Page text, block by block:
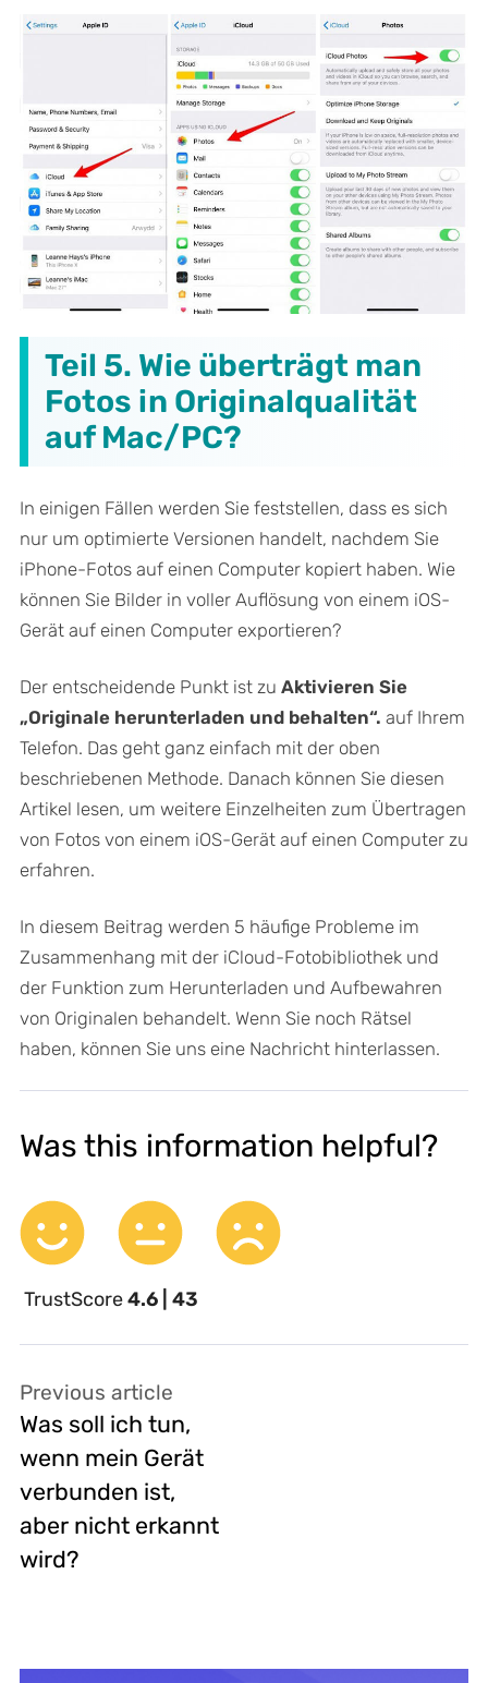
Teil 5. Wie überträgt man
Fotos in Originalqualität
auf Mac/PC?
In einigen Fällen werden Sie feststellen, dass es sich
nur um optimierte Versionen handelt, nachdem Sie
iPhone-Fotos auf einen Computer kopiert haben. Wie
können Sie Bilder in voller Auflösung von einem iOS-
Gerät auf einen Computer exportieren?
Der entscheidende Punkt ist zu Aktivieren Sie
„Originale herunterladen und behalten“. auf Ihrem
Telefon. Das geht ganz einfach mit der oben
beschriebenen Methode. Danach können Sie diesen
Artikel lesen, um weitere Einzelheiten zum Übertragen
von Fotos von einem iOS-Gerät auf einen Computer zu
erfahren.
In diesem Beitrag werden 5 häufige Probleme im
Zusammenhang mit der iCloud-Fotobibliothek und
der Funktion zum Herunterladen und Aufbewahren
von Originalen behandelt. Wenn Sie noch Rätsel
haben, können Sie uns eine Nachricht hinterlassen.
Was this information helpful?
TrustScore4.6 | 43
Previous article
Was soll ich tun,
wenn mein Gerät
verbunden ist,
aber nicht erkannt
wird?